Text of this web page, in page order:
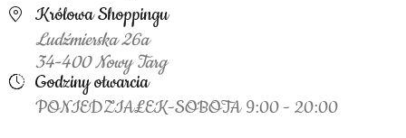
Królowa Shoppingu
Ludźmierska 26a
34-400 Nowy Targ
Godziny otwarcia
PONIEDZIAŁEK-SOBOTA 9:00 - 20:00